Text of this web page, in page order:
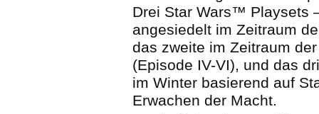
Drei Star Wars™ Playsets
angesiedelt im Zeitraum
das zweite im Zeitraum
(Episode IV-VI), und das
im Winter basierend auf
Erwachen der Macht.